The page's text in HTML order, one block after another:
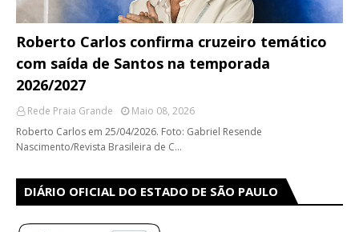
Roberto Carlos confirma cruzeiro temático
com saída de Santos na temporada
2026/2027
Rede Praia Grande
Maio 08, 2026
Roberto Carlos em 25/04/2026. Foto: Gabriel Resende
Nascimento/Revista Brasileira de C…
DIÁRIO OFICIAL DO ESTADO DE SÃO PAULO